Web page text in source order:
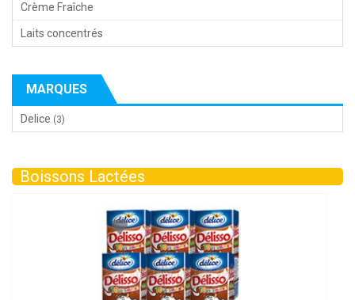
Crème Fraîche
Laits concentrés
MARQUES
Delice (3)
Boissons Lactées